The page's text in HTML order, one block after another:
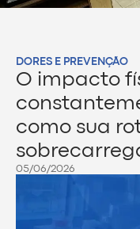
DORES E PREVENÇÃO
O impacto
como sua
05/06/2026